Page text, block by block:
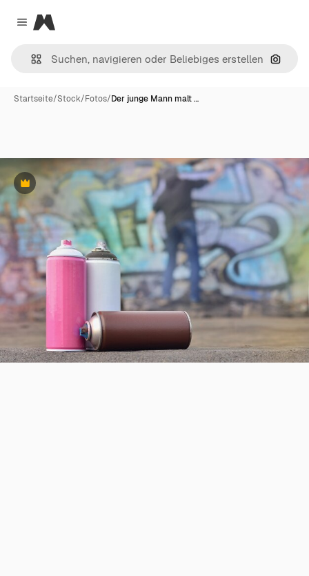
Close menu
Magnific
Nach
Startseite/Stock/Fotos/Der junge Mann malt …
Premium